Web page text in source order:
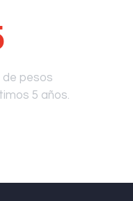
de pesos
5 años.